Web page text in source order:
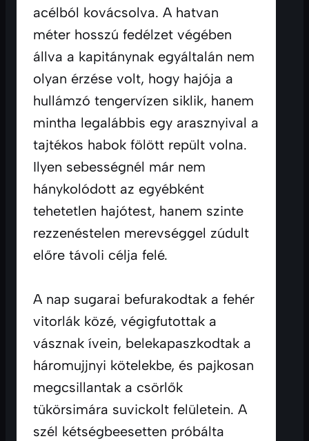
acélból kovácsolva. A hatvan
méter hosszú fedélzet végében
állva a kapitánynak egyáltalán nem
olyan érzése volt, hogy hajója a
hullámzó tengervízen siklik, hanem
mintha legalábbis egy arasznyival a
tajtékos habok fölött repült volna.
Ilyen sebességnél már nem
hánykolódott az egyébként
tehetetlen hajótest, hanem szinte
rezzenéstelen merevséggel zúdult
előre távoli célja felé.
A nap sugarai befurakodtak a fehér
vitorlák közé, végigfutottak a
vásznak ívein, belekapaszkodtak a
háromujjnyi kötelekbe, és pajkosan
megcsillantak a csörlők
tükörsimára suvickolt felületein. A
szél kétségbeesetten próbálta